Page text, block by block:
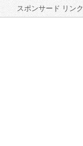
スポンサード リンク